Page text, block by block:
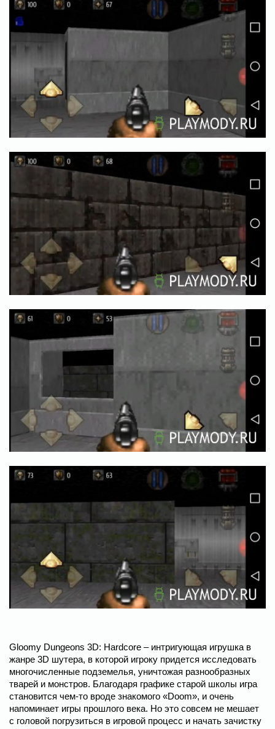
Gloomy Dungeons 3D: Hardcore – интригующая игрушка в
жанре 3D шутера, в которой игроку придется исследовать
многочисленные подземелья, уничтожая разнообразных
тварей и монстров. Благодаря графике старой школы игра
становится чем-то вроде знакомого «Doom», и очень
напоминает игры прошлого века. Но это совсем не мешает
с головой погрузиться в игровой процесс и начать зачистку